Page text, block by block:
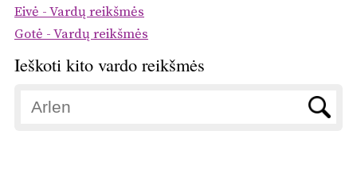
Eivė - Vardų reikšmės
Gotė - Vardų reikšmės
Ieškoti kito vardo reikšmės